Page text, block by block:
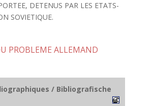
DETENUS PAR LES ETATS-
SOVIETIQUE.
PROBLEME ALLEMAND
/ Bibliografische